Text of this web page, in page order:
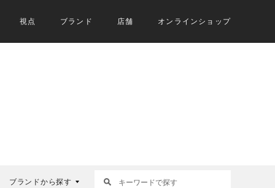
視点 ブランド 店舗 オンラインショップ
ブランドから探す